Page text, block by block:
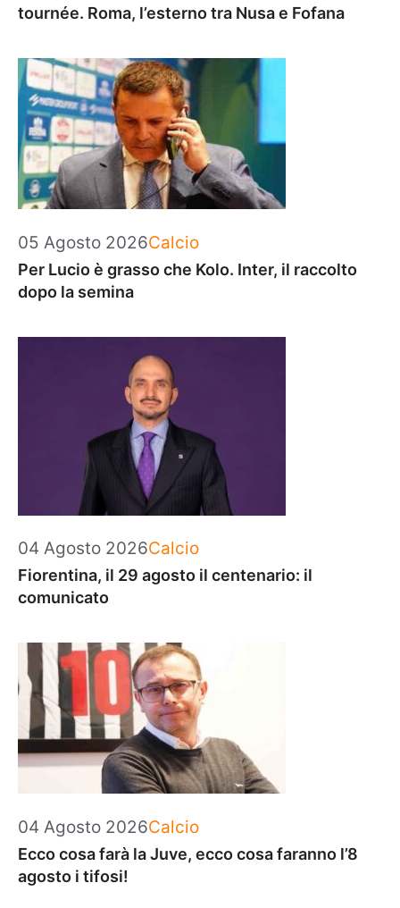
tournée. Roma, l’esterno tra Nusa e Fofana
05 Agosto 2026Categorie
Calcio
Per Lucio è grasso che Kolo. Inter, il raccolto
dopo la semina
04 Agosto 2026Categorie
Calcio
Fiorentina, il 29 agosto il centenario: il
comunicato
04 Agosto 2026Categorie
Calcio
Ecco cosa farà la Juve, ecco cosa faranno l’8
agosto i tifosi!